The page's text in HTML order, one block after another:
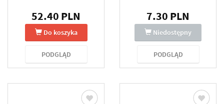
52.40 PLN
Do koszyka
PODGLĄD
7.30 PLN
Niedostępny
PODGLĄD